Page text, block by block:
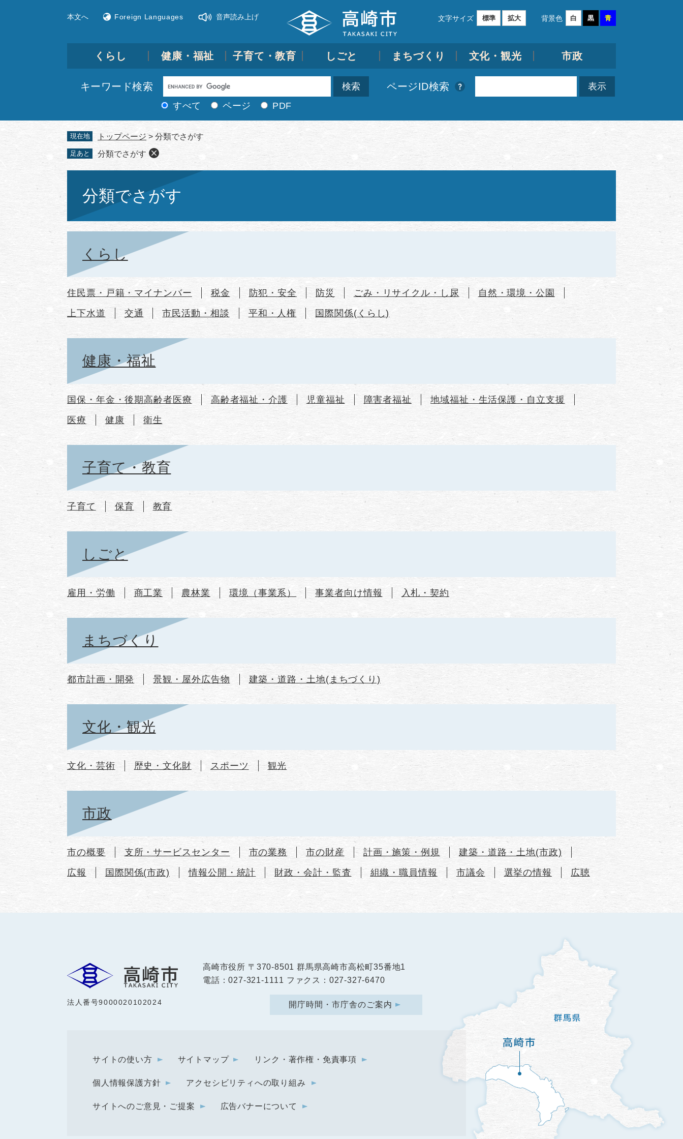
本文へ Foreign Languages 音声読み上げ 文字サイズ 標準 拡大 背景色 白 黒 青
くらし 健康・福祉 子育て・教育 しごと まちづくり 文化・観光 市政
キーワード検索
Google
カ
すべて ページ PDF
ページID検索
現在地 トップページ > 分類でさがす
足あと 分類でさがす
分類でさがす
くらし
住民票・戸籍・マイナンバー 税金 防犯・安全 防災 ごみ・リサイクル・し尿
自然・環境・公園
上下水道
交通 市民活動・相談 平和・人権 国際関係(くらし)
健康・福祉
国保・年金・後期高齢者医療 高齢者福祉・介護 児童福祉 障害者福祉
地域福祉・生活保護・自立支援
医療
健康 衛生
子育て・教育
子育て 保育 教育
しごと
雇用・労働 商工業 農林業 環境（事業系） 事業者向け情報 入札・契約
まちづくり
都市計画・開発 景観・屋外広告物 建築・道路・土地(まちづくり)
文化・観光
文化・芸術 歴史・文化財 スポーツ 観光
市政
市の概要 支所・サービスセンター 市の業務 市の財産 計画・施策・例規
建築・道路・土地(市政)
広報
国際関係(市政) 情報公開・統計 財政・会計・監査 組織・職員情報 市議会 選挙の情報 広聴
法人番号9000020102024
高崎市役所 〒370-8501 群馬県高崎市高松町35番地1
電話：027-321-1111 ファクス：027-327-6470
開庁時間・市庁舎のご案内
サイトの使い方 サイトマップ リンク・著作権・免責事項
個人情報保護方針 アクセシビリティへの取り組み
サイトへのご意見・ご提案 広告バナーについて